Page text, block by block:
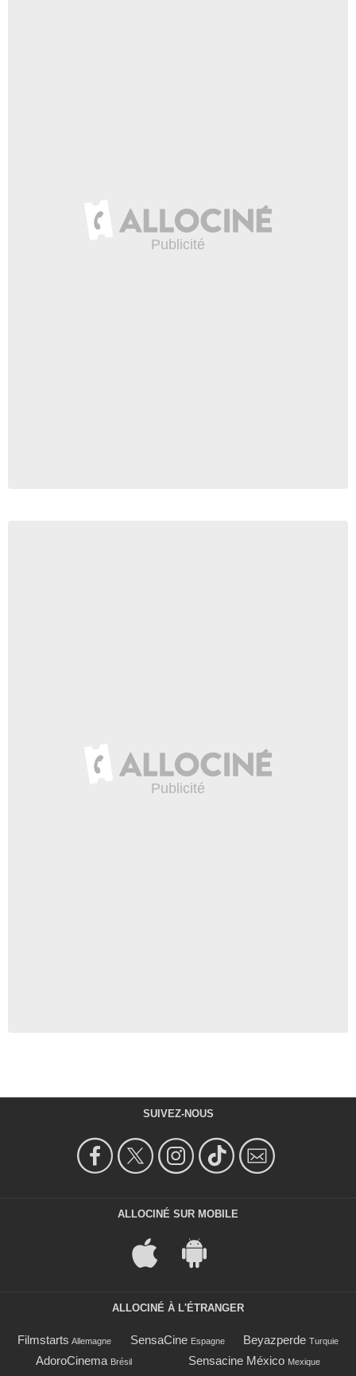
SUIVEZ-NOUS
ALLOCINÉ SUR MOBILE
ALLOCINÉ À L'ÉTRANGER
Filmstarts Allemagne SensaCine Espagne Beyazperde Turquie
AdoroCinema Brésil Sensacine México Mexique